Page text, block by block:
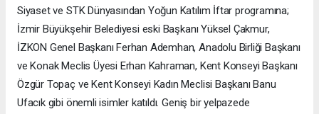
Siyaset ve STK Dünyasından Yoğun Katılım İftar programına;
İzmir Büyükşehir Belediyesi eski Başkanı Yüksel Çakmur,
İZKON Genel Başkanı Ferhan Ademhan, Anadolu Birliği Başkanı
ve Konak Meclis Üyesi Erhan Kahraman, Kent Konseyi Başkanı
Özgür Topaç ve Kent Konseyi Kadın Meclisi Başkanı Banu
Ufacık gibi önemli isimler katıldı. Geniş bir yelpazede